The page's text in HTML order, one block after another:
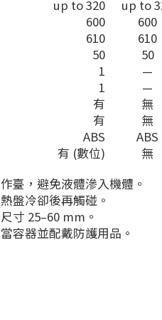
up to 320
up to
600
600
610
610
50
50
1
—
1
—
有
無
有
無
ABS
ABS
有 (數位)
無
臺，避免液體滲入機體。
盤冷卻後再觸碰。
寸 25–60 mm。
容器並配戴防護用品。